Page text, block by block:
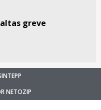
greve
NETOZIP